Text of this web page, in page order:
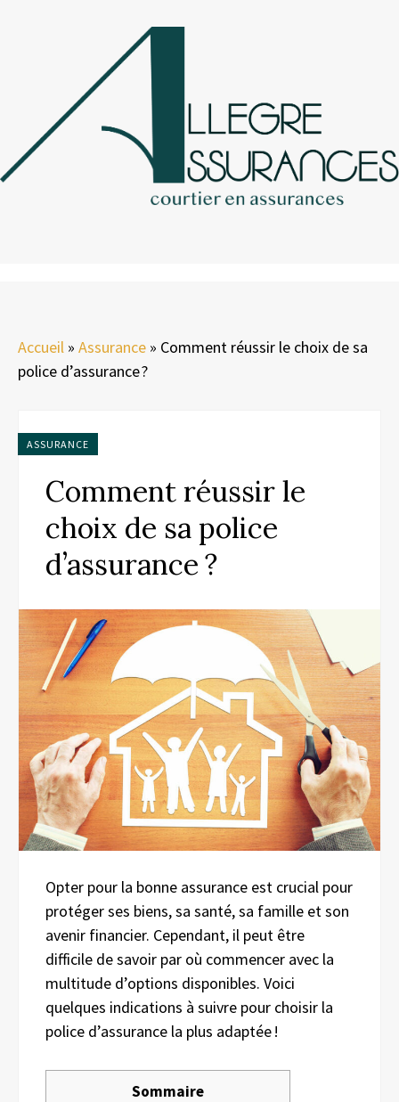
Accueil » Assurance » Comment réussir le choix de sa
police d’assurance ?
ASSURANCE
Comment réussir le
choix de sa police
d’assurance ?
Opter pour la bonne assurance est crucial pour
protéger ses biens, sa santé, sa famille et son
avenir financier. Cependant, il peut être
difficile de savoir par où commencer avec la
multitude d’options disponibles. Voici
quelques indications à suivre pour choisir la
police d’assurance la plus adaptée !
Sommaire